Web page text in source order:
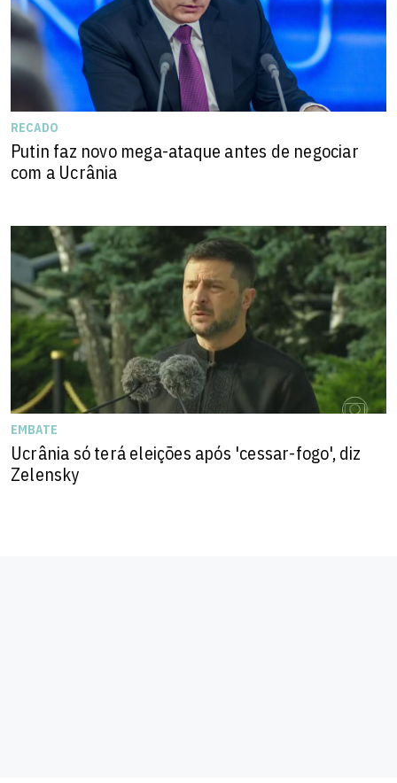
RECADO
Putin faz novo mega-ataque antes de negociar
com a Ucrânia
EMBATE
Ucrânia só terá eleições após 'cessar-fogo', diz
Zelensky